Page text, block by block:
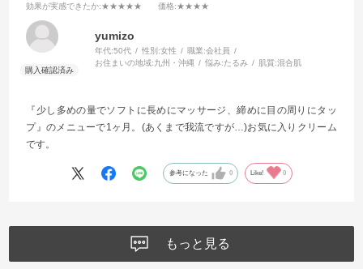
効果が実感できたか:★★★★★ 価格:★★★★
yumizo
年代:50代 性別:女性 職業:会社員
お住まいの地域:九州・沖縄 悩み:たるみ 肌質:混合肌
『少し多めの量でソフトに長めにマッサージ、締めに目の周りにタッ
プ』のメニューで1ヶ月。(あくまで我流ですが…)お気に入りクリーム
です。
参考になった 0 Like! 0
もっと見る